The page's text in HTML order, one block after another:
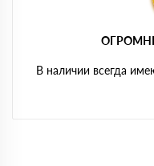
В наличии всегда